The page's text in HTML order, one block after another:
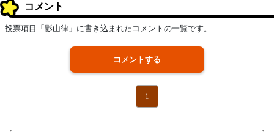
コメント
投票項目「影山律」に書き込まれたコメントの一覧です。
コメントする
1